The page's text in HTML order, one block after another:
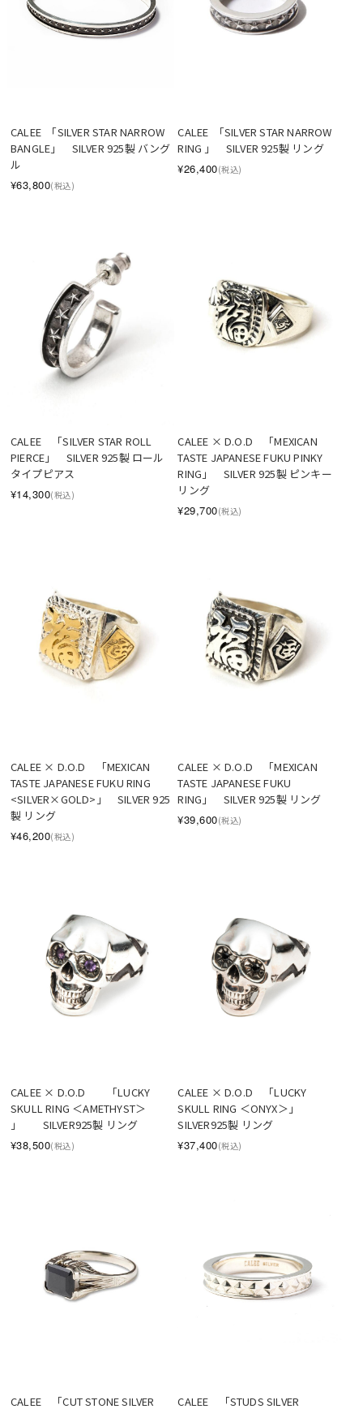
CALEE  「SILVER STAR NARROW
BANGLE」　SILVER 925製 バング
ル
¥63,800(税込)
CALEE  「SILVER STAR NARROW
RING 」　SILVER 925製 リング
¥26,400(税込)
CALEE　「SILVER STAR ROLL
PIERCE」　SILVER 925製 ロール
タイプピアス
¥14,300(税込)
CALEE × D.O.D　「MEXICAN
TASTE JAPANESE FUKU PINKY
RING」　SILVER 925製 ピンキー
リング
¥29,700(税込)
CALEE × D.O.D　「MEXICAN
TASTE JAPANESE FUKU RING
<SILVER×GOLD>」　SILVER 925
製 リング
¥46,200(税込)
CALEE × D.O.D　「MEXICAN
TASTE JAPANESE FUKU
RING」　SILVER 925製 リング
¥39,600(税込)
CALEE × D.O.D　　「LUCKY
SKULL RING ＜AMETHYST＞
」　　SILVER925製 リング
¥38,500(税込)
CALEE × D.O.D　「LUCKY
SKULL RING ＜ONYX＞」
SILVER925製 リング
¥37,400(税込)
CALEE　「CUT STONE SILVER
CALEE　「STUDS SILVER